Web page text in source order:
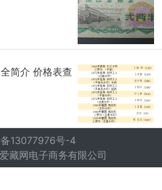
简介 价格表查
13077976号-4
藏网电子商务有限公司